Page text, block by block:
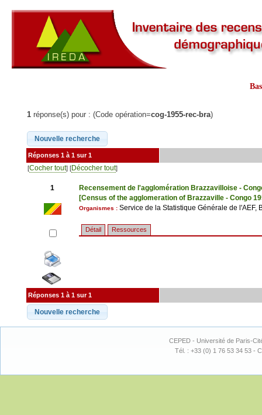
1 réponse(s) pour : (Code opération=cog-1955-rec-bra)
Réponses 1 à 1 sur 1
[Cocher tout] [Décocher tout]
1
Recensement de l'agglomération Brazzavilloise -
[Census of the agglomeration of Brazzaville - Congo
Organismes : Service de la Statistique Générale de l'AEF,
Détail Ressources
Réponses 1 à 1 sur 1
CEPED - Université de Paris-
Tél. : +33 (0) 1 76 53 34 53 -